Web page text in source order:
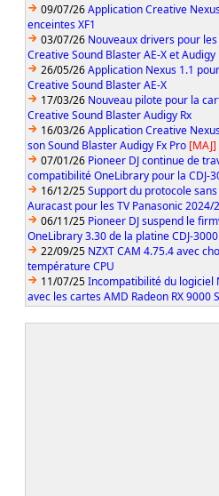
09/07/26Application Creative
enceintes XF1
03/07/26 Nouveaux drivers pour
Creative Sound Blaster AE-X et Audigy
26/05/26Application Nexus 1.1
Creative Sound Blaster AE-X
17/03/26 Nouveau pilote pour la
Creative Sound Blaster Audigy Rx
16/03/26Application Creative
son Sound Blaster Audigy Fx Pro [MAJ]
07/01/26 Pioneer DJ continue de
compatibilité OneLibrary pour la CDJ-
16/12/25Support du protocole
Auracast pour les TV Panasonic 2024/
06/11/25 Pioneer DJ suspend le
OneLibrary 3.30 de la platine CDJ-3000
22/09/25 NZXT CAM 4.75.4 avec
température CPU
11/07/25Incompatibilité du logiciel
avec les cartes AMD Radeon RX 9000